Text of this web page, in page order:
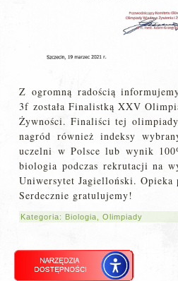
Z ogromną radością
3f została Finalistką XXV
Żywności. Finaliści tej
nagród również indeksy
uczelni w Polsce lub wynik
biologia podczas rekrutacji na
Uniwersytet Jagielloński. Opieka
Serdecznie gratulujemy!
Kategoria: Biologia ,Olimpiady